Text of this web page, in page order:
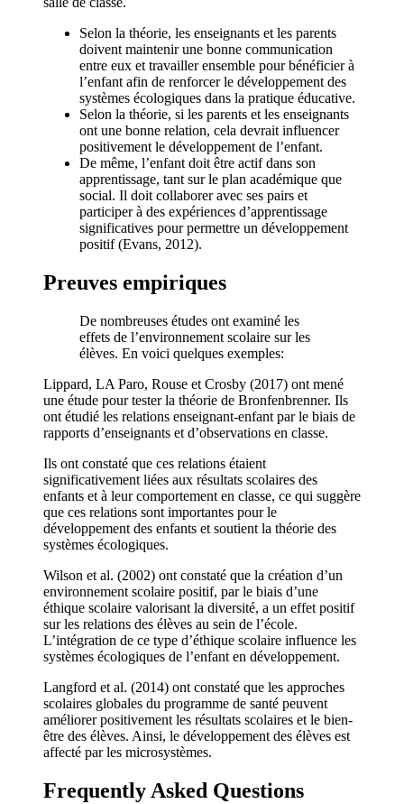
Selon la théorie, les enseignants et les parents
doivent maintenir une bonne communication
entre eux et travailler ensemble pour bénéficier à
l’enfant afin de renforcer le développement des
systèmes écologiques dans la pratique éducative.
Selon la théorie, si les parents et les enseignants
ont une bonne relation, cela devrait influencer
positivement le développement de l’enfant.
De même, l’enfant doit être actif dans son
apprentissage, tant sur le plan académique que
social. Il doit collaborer avec ses pairs et
participer à des expériences d’apprentissage
significatives pour permettre un développement
positif (Evans, 2012).
Preuves empiriques
De nombreuses études ont examiné les
effets de l’environnement scolaire sur les
élèves. En voici quelques exemples:
Lippard, LA Paro, Rouse et Crosby (2017) ont mené
une étude pour tester la théorie de Bronfenbrenner. Ils
ont étudié les relations enseignant-enfant par le biais de
rapports d’enseignants et d’observations en classe.
Ils ont constaté que ces relations étaient
significativement liées aux résultats scolaires des
enfants et à leur comportement en classe, ce qui suggère
que ces relations sont importantes pour le
développement des enfants et soutient la théorie des
systèmes écologiques.
Wilson et al. (2002) ont constaté que la création d’un
environnement scolaire positif, par le biais d’une
éthique scolaire valorisant la diversité, a un effet positif
sur les relations des élèves au sein de l’école.
L’intégration de ce type d’éthique scolaire influence les
systèmes écologiques de l’enfant en développement.
Langford et al. (2014) ont constaté que les approches
scolaires globales du programme de santé peuvent
améliorer positivement les résultats scolaires et le bien-
être des élèves. Ainsi, le développement des élèves est
affecté par les microsystèmes.
Frequently Asked Questions